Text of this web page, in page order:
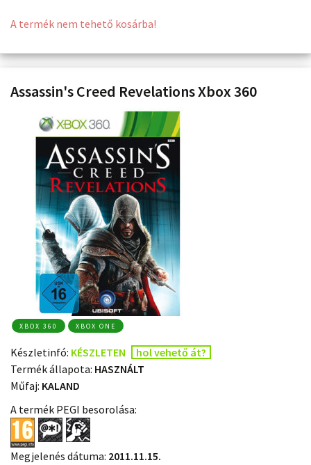
A termék nem tehető kosárba!
Assassin's Creed Revelations Xbox 360
XBOX 360 XBOX ONE
Készletinfó: KÉSZLETEN
hol vehető át?
Termék állapota: HASZNÁLT
Műfaj: KALAND
A termék PEGI besorolása:
Megjelenés dátuma: 2011.11.15.